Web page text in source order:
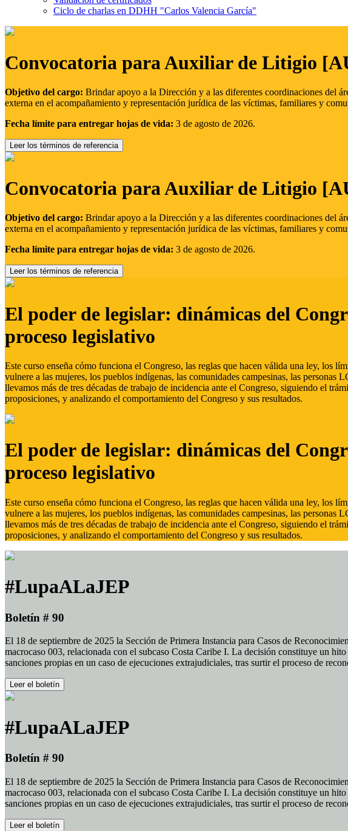
Ciclo de charlas en DDHH "Carlos Valencia García"
Convocatoria para Auxiliar de Litigio
Objetivo del cargo: Brindar apoyo a la Dirección y a las diferentes coordinaciones del
externa en el acompañamiento y representación jurídica de las víctimas, familiares y
Fecha límite para entregar hojas de vida: 3 de agosto de 2026.
Leer los términos de referencia
Convocatoria para Auxiliar de Litigio
Objetivo del cargo: Brindar apoyo a la Dirección y a las diferentes coordinaciones del
externa en el acompañamiento y representación jurídica de las víctimas, familiares y
Fecha límite para entregar hojas de vida: 3 de agosto de 2026.
Leer los términos de referencia
El poder de legislar: dinámicas del
proceso legislativo
Este curso enseña cómo funciona el Congreso, las reglas que hacen válida una ley, los
vulnere a las mujeres, los pueblos indígenas, las comunidades campesinas, las
llevamos más de tres décadas de trabajo de incidencia ante el Congreso, siguiendo el
proposiciones, y analizando el comportamiento del Congreso y sus resultados.
El poder de legislar: dinámicas del
proceso legislativo
Este curso enseña cómo funciona el Congreso, las reglas que hacen válida una ley, los
vulnere a las mujeres, los pueblos indígenas, las comunidades campesinas, las
llevamos más de tres décadas de trabajo de incidencia ante el Congreso, siguiendo el
proposiciones, y analizando el comportamiento del Congreso y sus resultados.
#LupaALaJEP
Boletín # 90
El 18 de septiembre de 2025 la Sección de Primera Instancia para Casos de
macrocaso 003, relacionada con el subcaso Costa Caribe I. La decisión constituye un
sanciones propias en un caso de ejecuciones extrajudiciales, tras surtir el proceso de
Leer el boletín
#LupaALaJEP
Boletín # 90
El 18 de septiembre de 2025 la Sección de Primera Instancia para Casos de
macrocaso 003, relacionada con el subcaso Costa Caribe I. La decisión constituye un
sanciones propias en un caso de ejecuciones extrajudiciales, tras surtir el proceso de
Leer el boletín